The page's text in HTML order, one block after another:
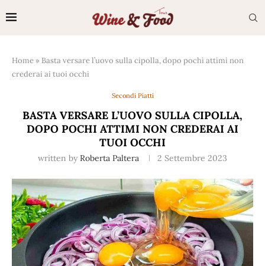
Home » Basta versare l’uovo sulla cipolla, dopo pochi attimi non
crederai ai tuoi occhi
Secondi Piatti
BASTA VERSARE L’UOVO SULLA CIPOLLA,
DOPO POCHI ATTIMI NON CREDERAI AI
TUOI OCCHI
written by Roberta Paltera 2 Settembre 2023